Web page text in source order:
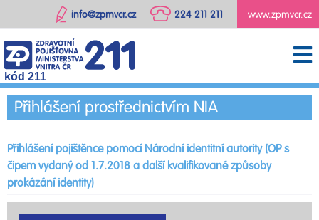
www.zpmvcr.cz
224 211 211
info@zpmvcr.cz
kód 211
Přihlášení prostřednictvím NIA
Přihlášení pojištěnce pomocí Národní identitní autority (OP s
čipem vydaný od 1.7.2018 a další kvalifikované způsoby
prokázání identity)